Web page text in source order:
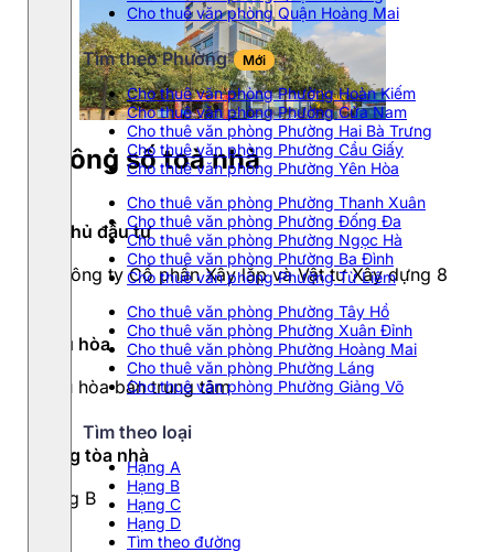
Cho thuê văn phòng Quận Hoàng Mai
Tìm theo Phường Mới
Cho thuê văn phòng Phường Hoàn Kiếm
Cho thuê văn phòng Phường Cửa Nam
Cho thuê văn phòng Phường Hai Bà Trưng
Cho thuê văn phòng Phường Cầu Giấy
Cho thuê văn phòng Phường Yên Hòa
Cho thuê văn phòng Phường Thanh Xuân
Cho thuê văn phòng Phường Đống Đa
Cho thuê văn phòng Phường Ngọc Hà
Cho thuê văn phòng Phường Ba Đình
Cho thuê văn phòng Phường Từ Liêm
Cho thuê văn phòng Phường Tây Hồ
Cho thuê văn phòng Phường Xuân Đỉnh
Cho thuê văn phòng Phường Hoàng Mai
Cho thuê văn phòng Phường Láng
Cho thuê văn phòng Phường Giảng Võ
Tìm theo loại
Hạng A
Hạng B
Hạng C
Hạng D
Tìm theo đường
Thông số toà nhà
Chủ đầu tư
Công ty Cổ phần Xây lắp và Vật tư Xây dựng 8
Điều hòa
Điều hòa bán trung tâm
Hạng tòa nhà
Hạng B